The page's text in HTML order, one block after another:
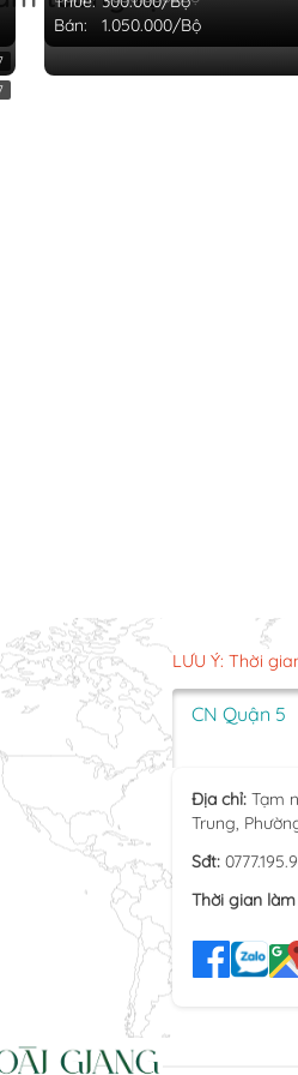
Bán:
1.050.000/Bộ
LƯU Ý: Thời
CN Quận 5
Địa chỉ: Tạm
Trung,
Sđt:
Thời gian